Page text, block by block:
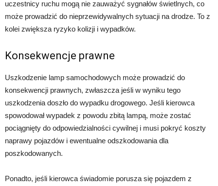
uczestnicy ruchu mogą nie zauważyć sygnałów świetlnych, co
może prowadzić do nieprzewidywalnych sytuacji na drodze. To z
kolei zwiększa ryzyko kolizji i wypadków.
Konsekwencje prawne
Uszkodzenie lamp samochodowych może prowadzić do
konsekwencji prawnych, zwłaszcza jeśli w wyniku tego
uszkodzenia doszło do wypadku drogowego. Jeśli kierowca
spowodował wypadek z powodu zbitą lampą, może zostać
pociągnięty do odpowiedzialności cywilnej i musi pokryć koszty
naprawy pojazdów i ewentualne odszkodowania dla
poszkodowanych.
Ponadto, jeśli kierowca świadomie porusza się pojazdem z